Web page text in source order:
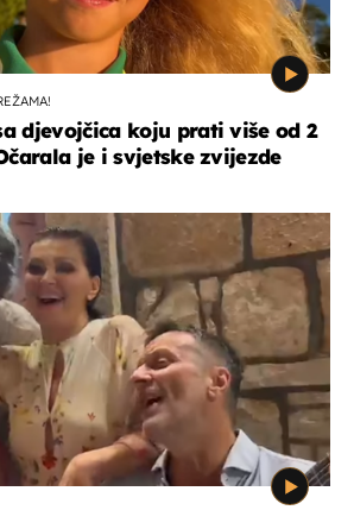
djevojčica koju prati više od 2
je i svjetske zvijezde